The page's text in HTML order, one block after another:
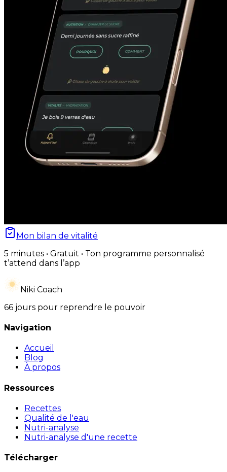
Mon bilan de vitalité
5 minutes • Gratuit • Ton programme personnalisé
t’attend dans l’app
Niki Coach
66 jours pour reprendre le pouvoir
Navigation
Accueil
Blog
À propos
Ressources
Recettes
Qualité de l'eau
Nutri-analyse
Nutri-analyse d'une recette
Télécharger